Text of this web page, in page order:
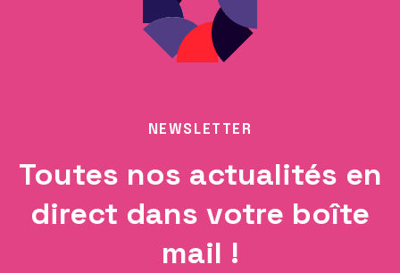
NEWSLETTER
Toutes nos actualités en
direct dans votre boîte
mail !